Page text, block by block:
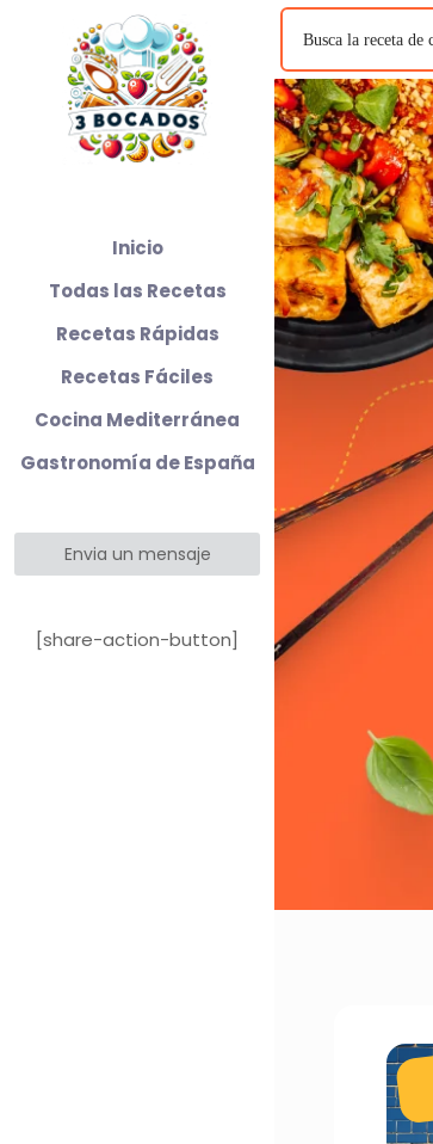
Inicio
Todas las Recetas
Recetas Rápidas
Recetas Fáciles
Cocina Mediterránea
Gastronomía de España
Envia un mensaje
[share-action-button]